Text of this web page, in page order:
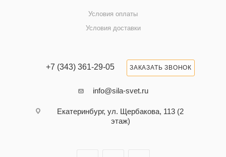
Условия оплаты
Условия доставки
+7 (343) 361-29-05 ЗАКАЗАТЬ ЗВОНОК
info@sila-svet.ru
Екатеринбург, ул. Щербакова, 113 (2
этаж)